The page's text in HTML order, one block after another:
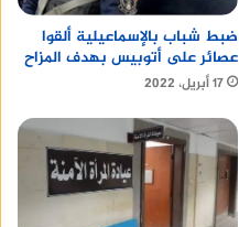
ضبط شباب بالإسماعيلية ألقوا
عصائر على أتوبيس بهدف المزاح
17 أبريل، 2022